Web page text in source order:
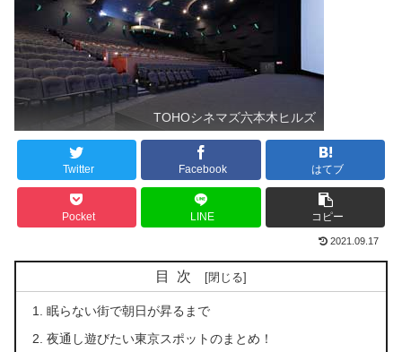
TOHOシネマズ六本木ヒルズ
Twitter Facebook はてブ
Pocket LINE コピー
2021.09.17
目次
眠らない街で朝日が昇るまで
夜通し遊びたい東京スポットのまとめ！